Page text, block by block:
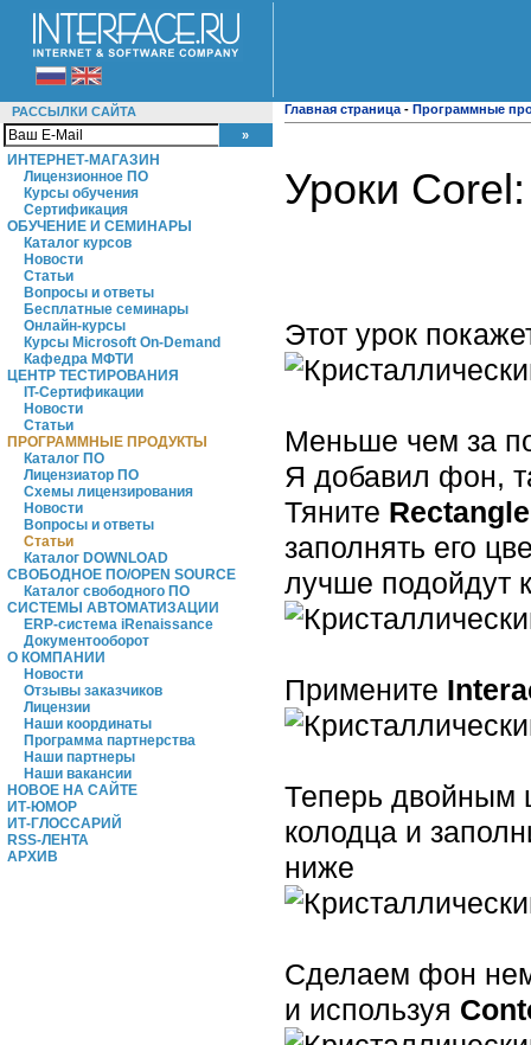
РАССЫЛКИ САЙТА
ИНТЕРНЕТ-МАГАЗИН
Лицензионное ПО
Курсы обучения
Сертификация
ОБУЧЕНИЕ И СЕМИНАРЫ
Каталог курсов
Новости
Статьи
Вопросы и ответы
Бесплатные семинары
Онлайн-курсы
Курсы Microsoft On-Demand
Кафедра МФТИ
ЦЕНТР ТЕСТИРОВАНИЯ
IT-Сертификации
Новости
Статьи
ПРОГРАММНЫЕ ПРОДУКТЫ
Каталог ПО
Лицензиатор ПО
Схемы лицензирования
Новости
Вопросы и ответы
Статьи
Каталог DOWNLOAD
СВОБОДНОЕ ПО/OPEN SOURCE
Каталог свободного ПО
СИСТЕМЫ АВТОМАТИЗАЦИИ
ERP-система iRenaissance
Документооборот
О КОМПАНИИ
Новости
Отзывы заказчиков
Лицензии
Наши координаты
Программа партнерства
Наши партнеры
Наши вакансии
НОВОЕ НА САЙТЕ
ИТ-ЮМОР
ИТ-ГЛОССАРИЙ
RSS-ЛЕНТА
АРХИВ
Главная страница - Программные
Уроки
Этот урок
Меньше чем за
Я добавил фон,
Тяните
заполнять его
лучше подойдут
Примените
Теперь двойным
колодца и
ниже
Сделаем фон
и используя